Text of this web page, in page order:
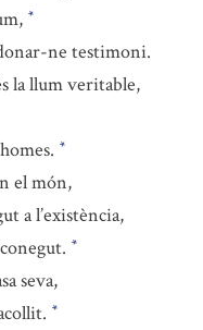
*
ne testimoni.
la llum veritable,
*
el món,
a l’existència,
*
seva,
*